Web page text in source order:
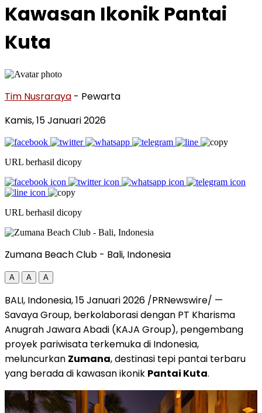
Kawasan Ikonik Pantai
Kuta
Tim Nusraraya - Pewarta
Kamis, 15 Januari 2026
URL berhasil dicopy
URL berhasil dicopy
Zumana Beach Club - Bali, Indonesia
A A A
BALI, Indonesia, 15 Januari 2026 /PRNewswire/ —
Savaya Group, berkolaborasi dengan PT Kharisma
Anugrah Jawara Abadi (KAJA Group), pengembang
proyek pariwisata terkemuka di Indonesia,
meluncurkan Zumana, destinasi tepi pantai terbaru
yang berada di kawasan ikonik Pantai Kuta.